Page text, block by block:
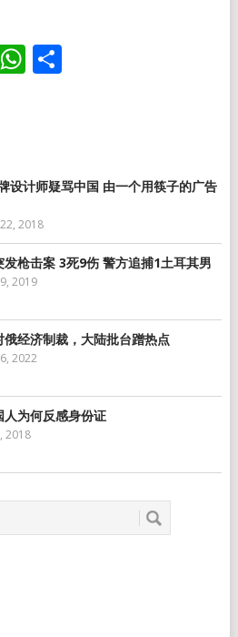
WhatsApp
分
设计师疑骂中国 由一个用筷子的广告
2018
枪击案 3死9伤 警方追捕1土耳其男
2019
俄经济制裁，大陆批台蹭热点
2022
为何反感身份证
2018